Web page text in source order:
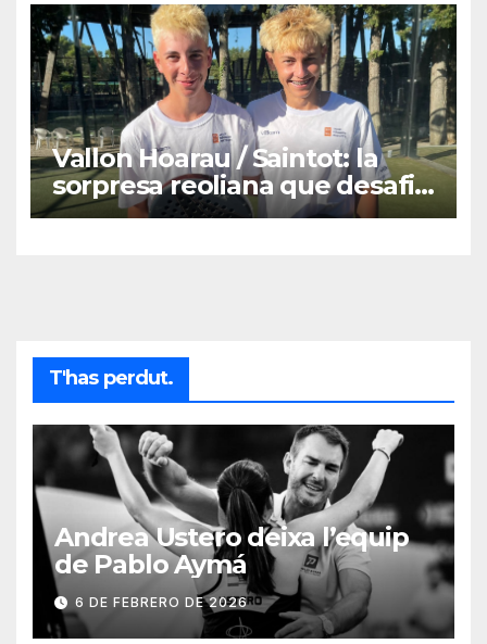
Vallon Hoarau / Saintot: la
sorpresa reoliana que desafia
la cap de sèrie 1
T'has perdut.
Andrea Ustero deixa l’equip
de Pablo Aymá
6 DE FEBRERO DE 2026